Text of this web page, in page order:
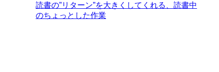
読書の”リターン”を大きくしてくれる、読書中
のちょっとした作業